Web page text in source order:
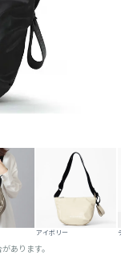
アイボリー テラ
あります。